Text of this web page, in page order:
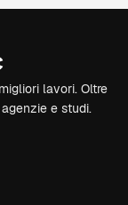
lavori. Oltre
e studi.